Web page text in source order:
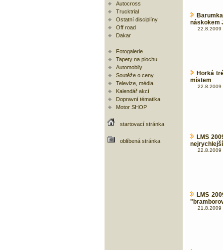
Autocross
Trucktrial
Ostatní disciplíny
Off road
Dakar
Fotogalerie
Tapety na plochu
Automobily
Soutěže o ceny
Televize, média
Kalendář akcí
Dopravní tématika
Motor SHOP
startovací stránka
oblíbená stránka
náskokem
22.8.2009
Horká
místem
22.8.2009
LMS
nejrychlejší
22.8.2009
LMS
21.8.2009